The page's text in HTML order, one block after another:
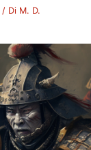
/ Di M. D.